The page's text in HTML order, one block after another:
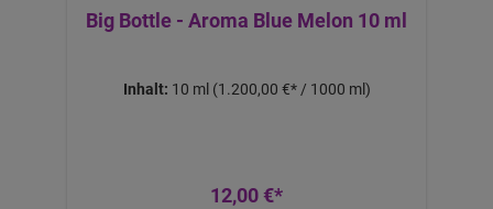
Big Bottle - Aroma Blue Melon 10 ml
Inhalt: 10 ml (1.200,00 €* / 1000 ml)
12,00 €*